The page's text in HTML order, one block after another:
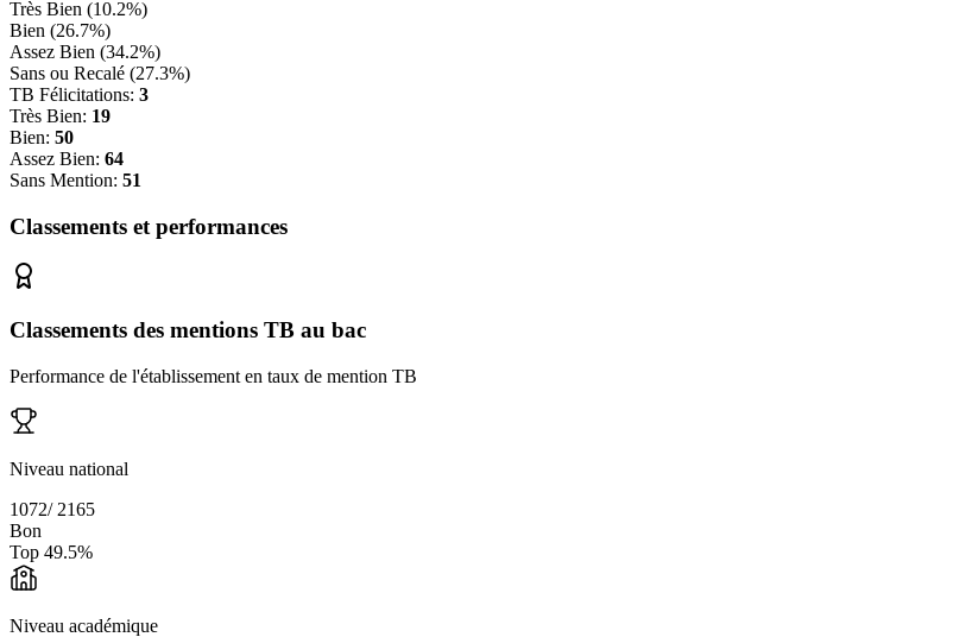
Très Bien (10.2%)
Bien (26.7%)
Assez Bien (34.2%)
Sans ou Recalé (27.3%)
TB Félicitations: 3
Très Bien: 19
Bien: 50
Assez Bien: 64
Sans Mention: 51
Classements et performances
Classements des mentions TB au bac
Performance de l'établissement en taux de mention TB
Niveau national
1072/ 2165
Bon
Top 49.5%
Niveau académique